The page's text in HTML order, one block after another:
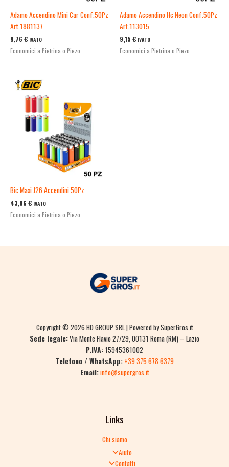
Adamo Accendino Mini Car Conf.50Pz
Art.1881137
9,76 € IVATO
Economici a Pietrina o Piezo
Adamo Accendino Hc Neon Conf.50Pz
Art.113015
9,15 € IVATO
Economici a Pietrina o Piezo
Bic Maxi J26 Accendini 50Pz
43,86 € IVATO
Economici a Pietrina o Piezo
Copyright © 2026 HD GROUP SRL | Powered by SuperGros.it
Sede legale:Via Monte Flavio 27/29, 00131 Roma (RM) – Lazio
P.IVA:15945361002
Telefono / WhatsApp: +39 375 678 6379
Email:info@supergros.it
Links
Chi siamo
Aiuto
Contatti